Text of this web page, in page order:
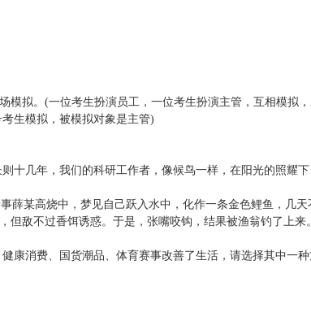
模拟。(一位考生扮演员工，一位考生扮演主管，互相模拟
生模拟，被模拟对象是主管)
十几年，我们的科研工作者，像候鸟一样，在阳光的照耀
薛某高烧中，梦见自己跃入水中，化作一条金色鲤鱼，几天
但敌不过香饵诱惑。于是，张嘴咬钩，结果被渔翁钓了上来
康消费、国货潮品、体育赛事改善了生活，请选择其中一